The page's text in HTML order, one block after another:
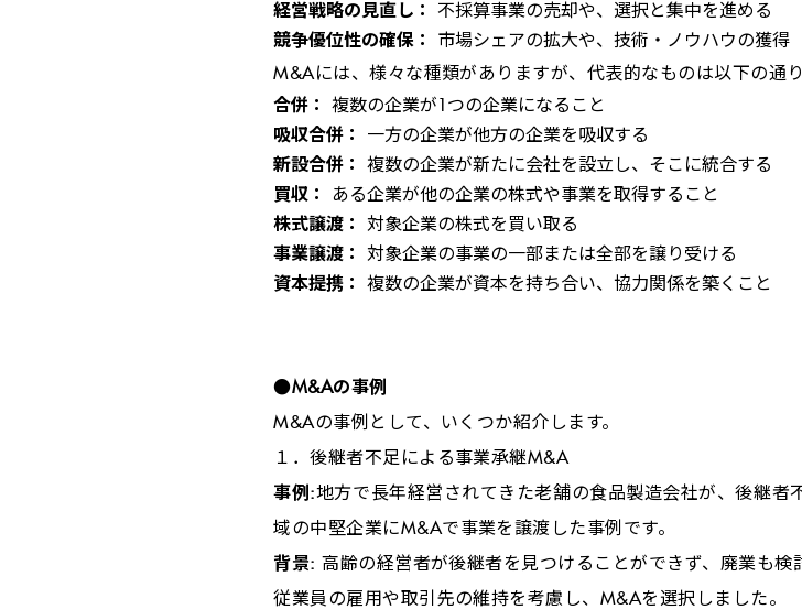
経営戦略の見直し： 不採算事業の売却や、選択と集中を進める
競争優位性の確保： 市場シェアの拡大や、技術・ノウハウの獲得
M&A には、様々な種類がありますが、代表的なものは以下の通り
合併： 複数の企業が 1 つの企業になること
吸収合併： 一方の企業が他方の企業を吸収する
新設合併： 複数の企業が新たに会社を設立し、そこに統合する
買収： ある企業が他の企業の株式や事業を取得すること
株式譲渡： 対象企業の株式を買い取る
事業譲渡： 対象企業の事業の一部または全部を譲り受ける
資本提携： 複数の企業が資本を持ち合い、協力関係を築くこと
●M&A の事例
M&A の事例として、いくつか紹介します。
１．後継者不足による事業承継 M&A
事例 : 地方で長年経営されてきた老舗の食品製造会社が、後継者
域の中堅企業に M&A で事業を譲渡した事例です。
背景:高齢の経営者が後継者を見つけることができず、廃業も検
従業員の雇用や取引先の維持を考慮し、 M&A を選択しました。